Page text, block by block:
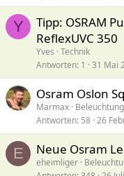
Y
Tipp: OSRAM
ReflexUVC 350
Yves Technik
Antworten 1 31 Mai
Osram Oslon
Marmax Beleuchtung
Antworten 58 26
E Neue Osram
eheimliger